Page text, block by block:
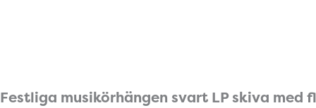
Festliga musikörhängen svart LP skiva med